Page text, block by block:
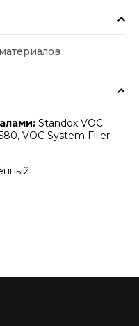
Standox VOC
VOC System Filler